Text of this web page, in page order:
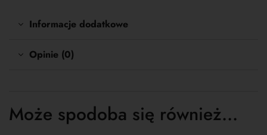
Informacje dodatkowe
Opinie (0)
Może spodoba się również…